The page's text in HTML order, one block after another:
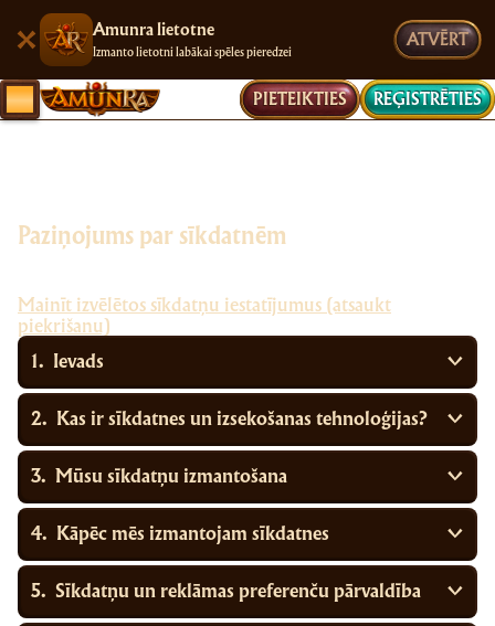
Amunra lietotne
Izmanto lietotni labākai spēles pieredzei
ATVĒRT
PIETEIKTIES REĢISTRĒTIES
Paziņojums par sīkdatnēm
Mainīt izvēlētos sīkdatņu iestatījumus (atsaukt
piekrišanu)
Ievads
Kas ir sīkdatnes un izsekošanas tehnoloģijas?
Mūsu sīkdatņu izmantošana
Kāpēc mēs izmantojam sīkdatnes
Sīkdatņu un reklāmas preferenču pārvaldība